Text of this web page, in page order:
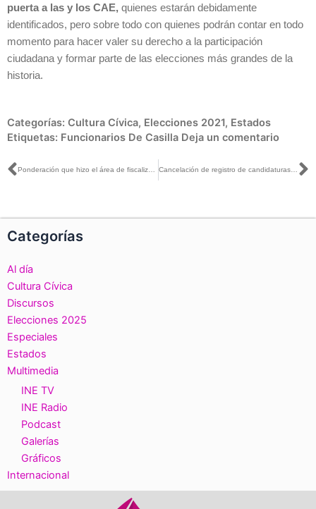
puerta a las y los CAE, quienes estarán debidamente
identificados, pero sobre todo con quienes podrán contar en todo
momento para hacer valer su derecho a la participación
ciudadana y formar parte de las elecciones más grandes de la
historia.
Categorías: Cultura Cívica, Elecciones 2021, Estados
Etiquetas: Funcionarios De Casilla Deja un comentario
Ant Cancelación de registro de candidaturas es absolutamente desproporcional: José Roberto Ruiz
Categorías
Al día
Cultura Cívica
Discursos
Elecciones 2025
Especiales
Estados
Multimedia
INE TV
INE Radio
Podcast
Galerías
Gráficos
Internacional